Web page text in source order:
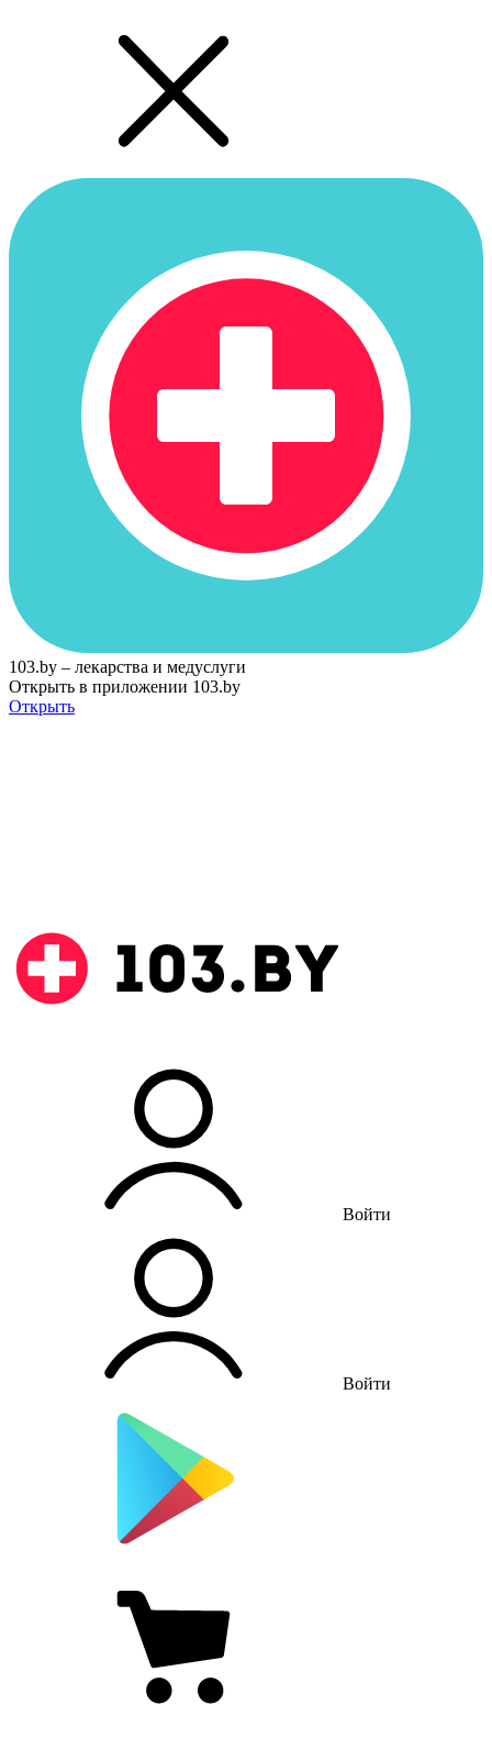
103.by – лекарства и медуслуги
Открыть в приложении 103.by
Открыть
Войти
Войти